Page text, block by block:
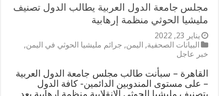
مجلس جامعة الدول العربية يطالب الدول تصنيف
مليشيا الحوثي منظمة إرهابية
يناير 23, 2022
البيانات الصحفية, اليمن, جرائم مليشيا الحوثي في اليمن,
خبر عاجل
القاهرة – سبأنت طالب مجلس جامعة الدول العربية
– على مستوى المندوبين الدائمين- كافة الدول
بتصنيف مليشيا الحوثي الانقلابية منظمة إرهابية بعد